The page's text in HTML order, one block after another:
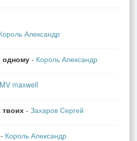
Александр
одному - Король Александр
MV maxwell
твоих - Захаров Сергей
- Король Александр